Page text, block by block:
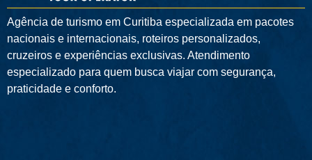
Agência de turismo em Curitiba especializada em pacotes
nacionais e internacionais, roteiros personalizados,
cruzeiros e experiências exclusivas. Atendimento
especializado para quem busca viajar com segurança,
praticidade e conforto.